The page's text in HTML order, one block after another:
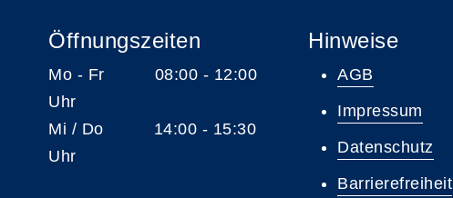
Öffnungszeiten
Mo - Fr 08:00 - 12:00
Uhr
Mi / Do 14:00 - 15:30
Uhr
Hinweise
AGB
Impressum
Datenschutz
Barrierefreiheit